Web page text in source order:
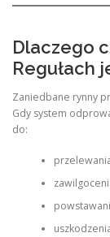
Dlaczego
Regułach
Zaniedbane rynny
Gdy system
do: